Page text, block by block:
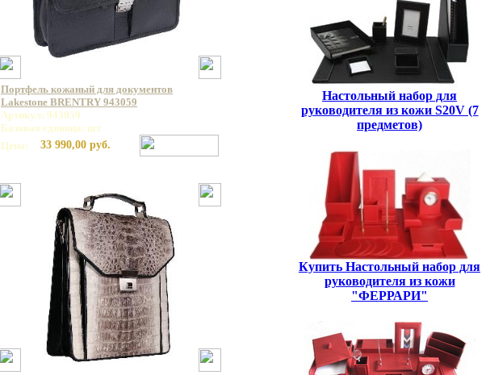
Портфель кожаный для документов
Lakestone BRENTRY 943059
Артикул: 943059
Базовая единица: шт
Цена:
33 990,00 руб.
Настольный набор для
руководителя из кожи S20V (7
предметов)
Купить Настольный набор для
руководителя из кожи
"ФЕРРАРИ"